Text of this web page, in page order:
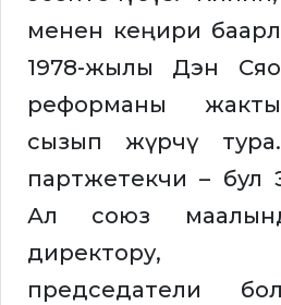
менен кеңири
1978-жылы Дэн
реформаны
сызып жүрчү
партжетекчи – бул
Ал союз
директору,
председатели